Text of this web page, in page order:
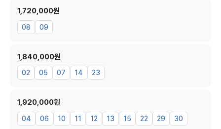
1,720,000원
08 09
1,840,000원
02 05 07 14 23
1,920,000원
04 06 10 11 12 13 15 22 29 30